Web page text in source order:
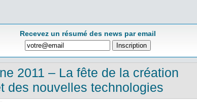
Recevez un résumé des news par email
2011 – La fête de la création
des nouvelles technologies